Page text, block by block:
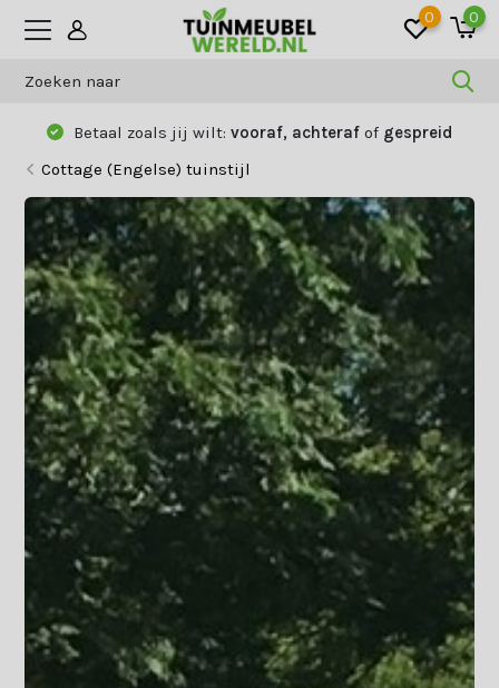
0 0
Betaal zoals jij wilt: vooraf, achteraf of gespreid
Cottage (Engelse) tuinstijl